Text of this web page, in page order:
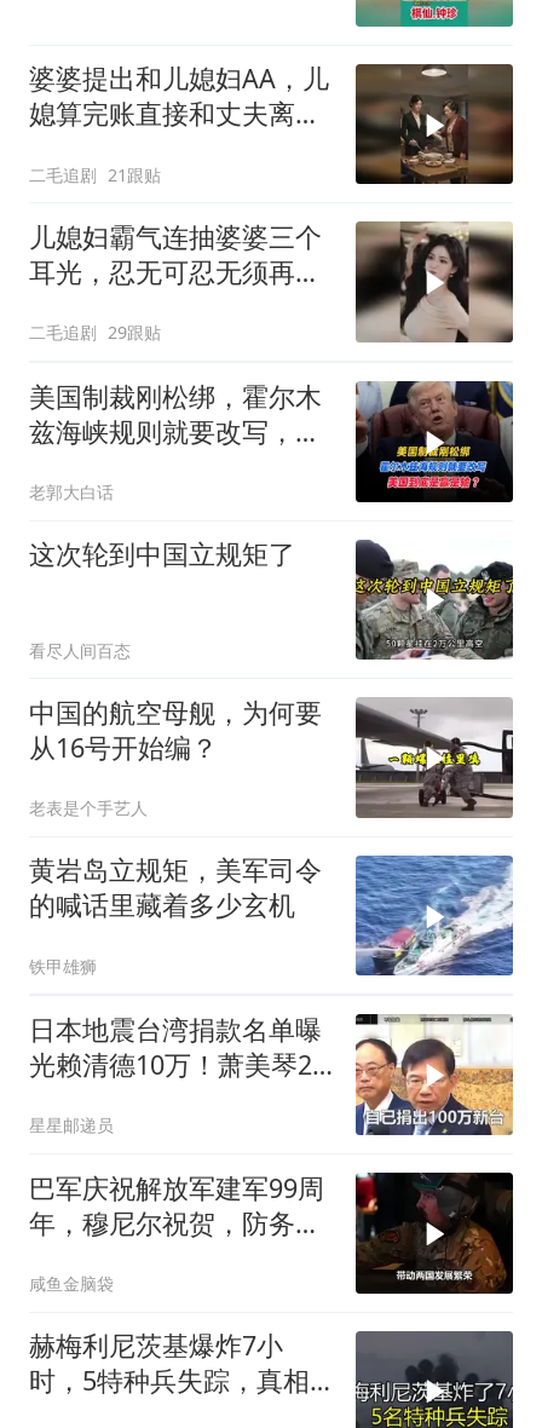
婆婆提出和儿媳妇AA，儿
媳算完账直接和丈夫离
二毛追剧 21跟贴
儿媳妇霸气连抽婆婆三个
耳光，忍无可忍无须再
二毛追剧 29跟贴
美国制裁刚松绑，霍尔木
兹海峡规则就要改写，美
老郭大白话
这次轮到中国立规矩了
看尽人间百态
中国的航空母舰，为何要
从16号开始编？
老表是个手艺人
黄岩岛立规矩，美军司令
的喊话里藏着多少玄机
铁甲雄狮
日本地震台湾捐款名单曝
光赖清德10万！萧美琴20
星星邮递员
巴军庆祝解放军建军99周
年，穆尼尔祝贺，防务合
咸鱼金脑袋
赫梅利尼茨基爆炸7小
时，5特种兵失踪，真相